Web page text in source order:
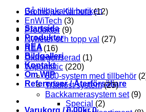
Gå tillbaka till butiken
Startsida
Produkter
REA
Bildgalleri
Kontakt
Om WIP
Referenser / Återförsäljare
Varukorg /0.00kr 0
Bromsljus Kamera (12)
EnWiTech (3)
Produkter (9)
Nyheter och topp val (27)
REA (16)
Okategoriserad (1)
Wipomatic (220)
360-system med tillbehör
Trådlöst system (23)
Backkamerasystem set (9)
Special (2)